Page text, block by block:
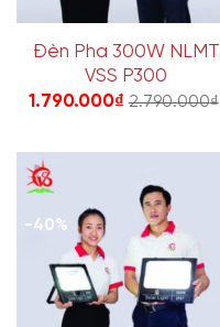
Đèn Pha 300W NLMT
VSS P300
1.790.000₫ 2.790.000₫
-40%